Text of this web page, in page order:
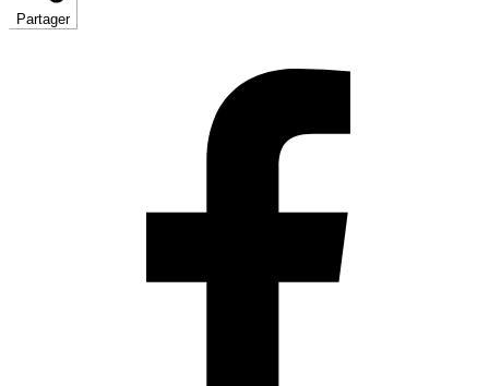
Partager